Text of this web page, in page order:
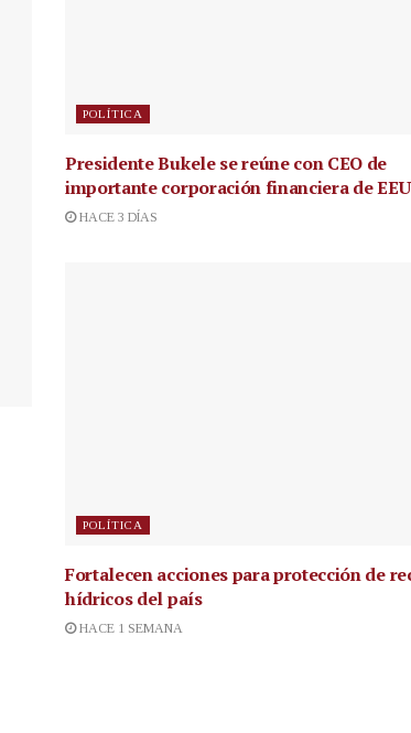
POLÍTICA
Presidente Bukele se reúne con CEO de
importante corporación financiera de
HACE 3 DÍAS
POLÍTICA
Fortalecen acciones para protección de
hídricos del país
HACE 1 SEMANA